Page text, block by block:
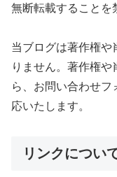
無断転載することを
当ブログは著作権や
りません。著作権
ら、お問い合わせ
応いたします。
リンクについ